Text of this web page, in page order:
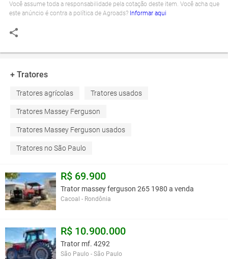
Você assume toda a responsabilidade pela cotação deste item. Você acha que
este anúncio é contra a política de Agroads? Informar aqui
+ Tratores
Tratores agrícolas Tratores usados
Tratores Massey Ferguson
Tratores Massey Ferguson usados
Tratores no São Paulo
R$ 69.900
Trator massey ferguson 265 1980 a venda
Cacoal - Rondônia
R$ 10.900.000
Trator mf. 4292
São Paulo - São Paulo